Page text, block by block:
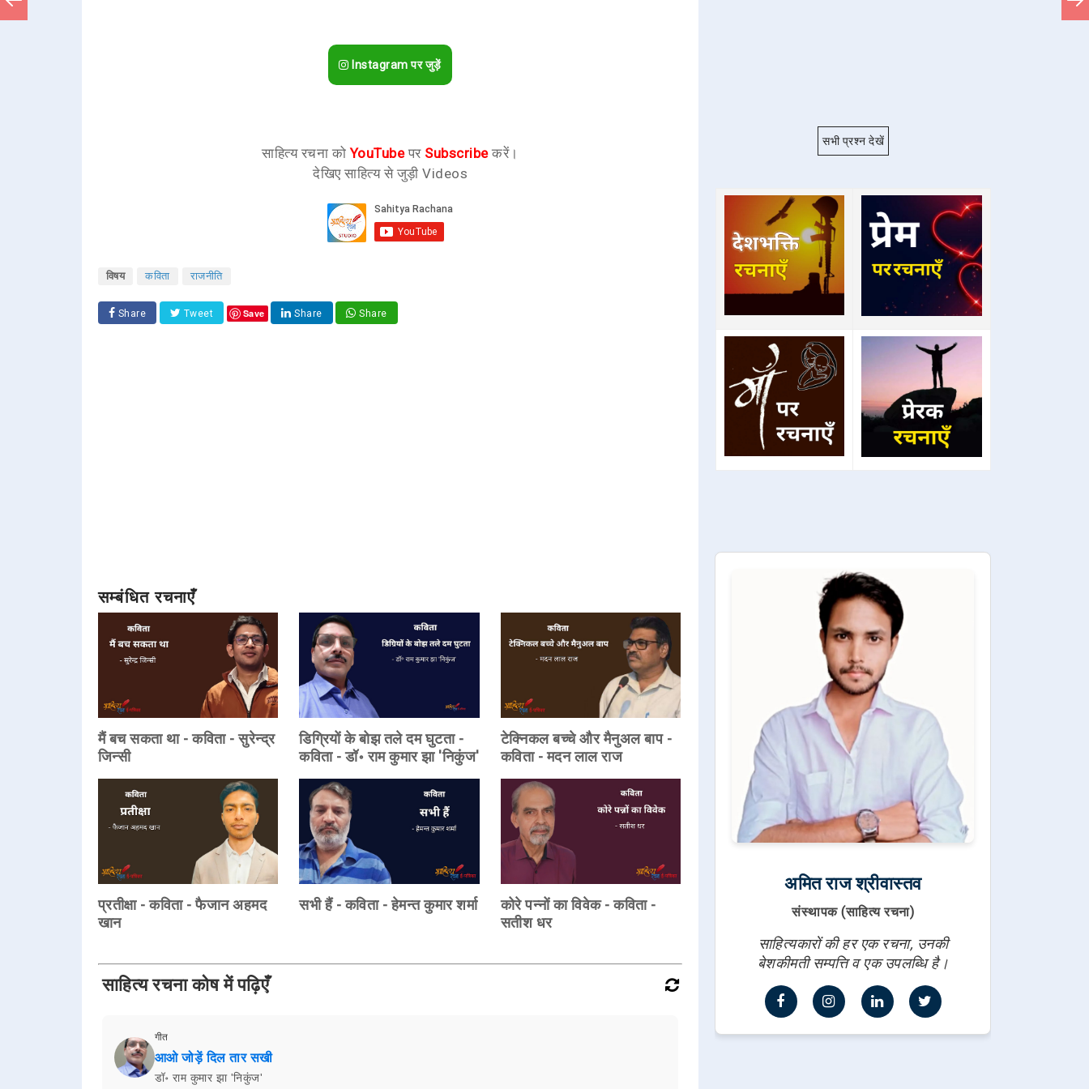
Instagram पर जुड़ें
साहित्य रचना कोYouTubeपर Subscribeकरें।
देखिए साहित्य से जुड़ी Videos
विषय कविता राजनीति
Share Tweet Save Share Share
सम्बंधित रचनाएँ
मैं बच सकता था - कविता - सुरेन्द्र
जिन्सी
डिग्रियों के बोझ तले दम घुटता -
कविता - डॉ॰ राम कुमार झा 'निकुंज'
टेक्निकल बच्चे और मैनुअल बाप -
कविता - मदन लाल राज
प्रतीक्षा - कविता - फैजान अहमद
खान
सभी हैं - कविता - हेमन्त कुमार शर्मा
कोरे पन्नों का विवेक - कविता -
सतीश धर
साहित्य रचना कोष में पढ़िएँ
गीत
आओ जोड़ें दिल तार सखी
डॉ॰ राम कुमार झा 'निकुंज'
सभी प्रश्न देखें
अमित राज श्रीवास्तव
संस्थापक (साहित्य रचना)
साहित्यकारों की हर एक रचना, उनकी
बेशकीमती सम्पत्ति व एक उपलब्धि है।